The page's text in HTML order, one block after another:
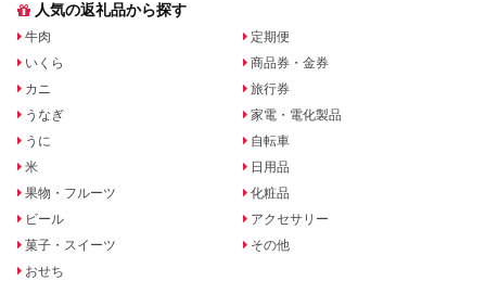
人気の返礼品から探す
牛肉
いくら
カニ
うなぎ
うに
米
果物・フルーツ
ビール
菓子・スイーツ
おせち
定期便
商品券・金券
旅行券
家電・電化製品
自転車
日用品
化粧品
アクセサリー
その他